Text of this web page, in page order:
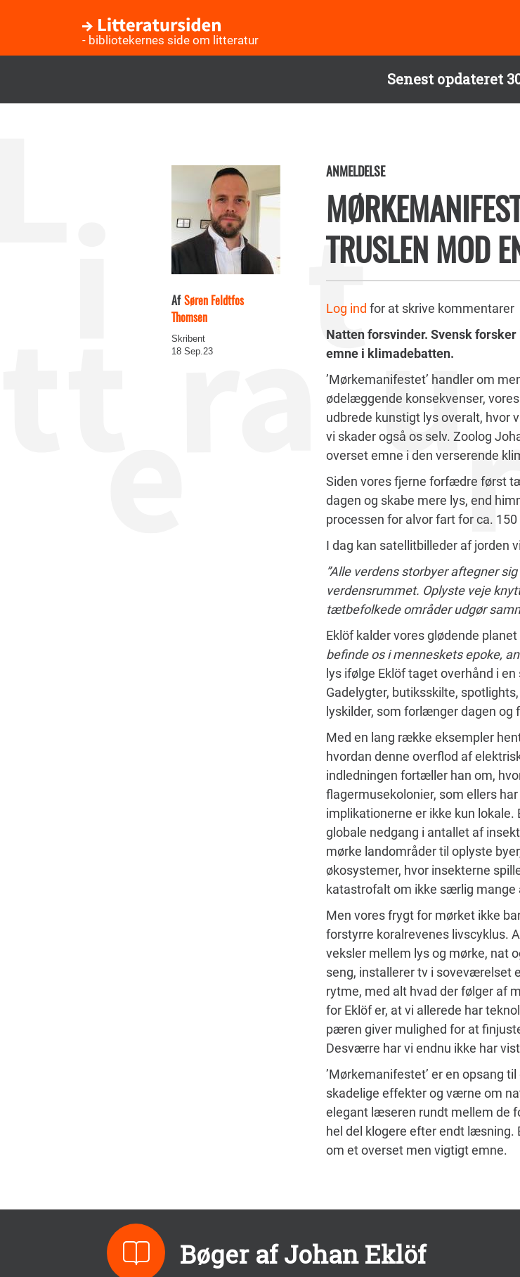
Senest opdateret
- bibliotekernes side om litteratur
Af Søren Feldtfos
Thomsen
Skribent
18 Sep.23
ANMELDELSE
TRUSLEN MOD
Log ind for at skrive kommentarer
Natten forsvinder. Svensk
emne i klimadebatten.
’Mørkemanifestet’ handler om
ødelæggende konsekvenser,
udbrede kunstigt lys overalt, hvor
vi skader også os selv. Zoolog
overset emne i den verserende
Siden vores fjerne forfædre først
dagen og skabe mere lys, end
processen for alvor fart for ca.
I dag kan satellitbilleder af jorden
”Alle verdens storbyer aftegner
verdensrummet. Oplyste veje
tætbefolkede områder udgør
Eklöf kalder vores glødende
befinde os i menneskets epoke,
lys ifølge Eklöf taget overhånd i
Gadelygter, butiksskilte,
lyskilder, som forlænger dagen
Med en lang række eksempler
hvordan denne overflod af
indledningen fortæller han om,
flagermusekolonier, som ellers
implikationerne er ikke kun
globale nedgang i antallet af
mørke landområder til oplyste
økosystemer, hvor insekterne
katastrofalt om ikke særlig mange
Men vores frygt for mørket ikke
forstyrre koralrevenes livscyklus.
veksler mellem lys og mørke, nat
seng, installerer tv i soveværelset
rytme, med alt hvad der følger af
for Eklöf er, at vi allerede har
pæren giver mulighed for at
Desværre har vi endnu ikke har
’Mørkemanifestet’ er en opsang
skadelige effekter og værne om
elegant læseren rundt mellem de
hel del klogere efter endt læsning.
om et overset men vigtigt emne.
Bøger af Johan Eklöf